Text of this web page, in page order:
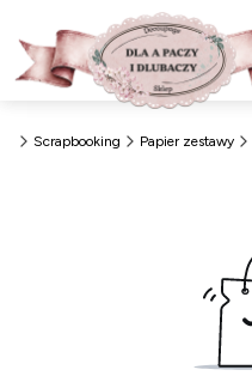
Scrapbooking Papier zestawy